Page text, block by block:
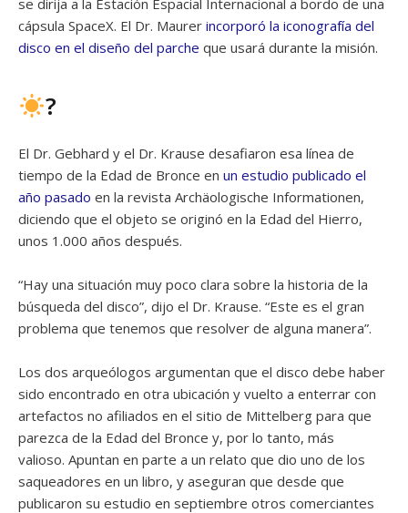
se dirija a la Estación Espacial Internacional a bordo de una
cápsula SpaceX. El Dr. Maurer incorporó la iconografía del
disco en el diseño del parche que usará durante la misión.
?
El Dr. Gebhard y el Dr. Krause desafiaron esa línea de
tiempo de la Edad de Bronce en un estudio publicado el
año pasado en la revista Archäologische Informationen,
diciendo que el objeto se originó en la Edad del Hierro,
unos 1.000 años después.
“Hay una situación muy poco clara sobre la historia de la
búsqueda del disco”, dijo el Dr. Krause. “Este es el gran
problema que tenemos que resolver de alguna manera”.
Los dos arqueólogos argumentan que el disco debe haber
sido encontrado en otra ubicación y vuelto a enterrar con
artefactos no afiliados en el sitio de Mittelberg para que
parezca de la Edad del Bronce y, por lo tanto, más
valioso. Apuntan en parte a un relato que dio uno de los
saqueadores en un libro, y aseguran que desde que
publicaron su estudio en septiembre otros comerciantes